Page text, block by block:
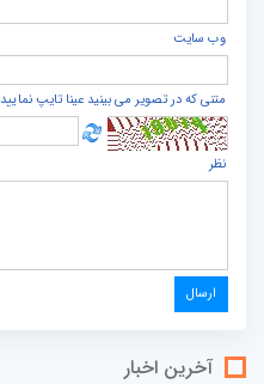
وب سایت
متنی که در تصویر می بینید عینا تایپ نمایید
نظر
آخرین اخبار